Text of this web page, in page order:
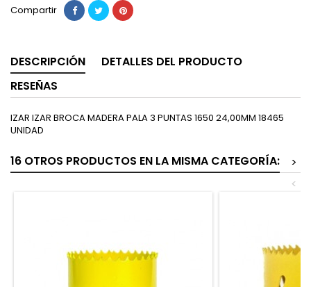
Compartir
DESCRIPCIÓN
DETALLES DEL PRODUCTO
RESEÑAS
IZAR IZAR BROCA MADERA PALA 3 PUNTAS 1650 24,00MM 18465
UNIDAD
16 OTROS PRODUCTOS EN LA MISMA CATEGORÍA:
>
<